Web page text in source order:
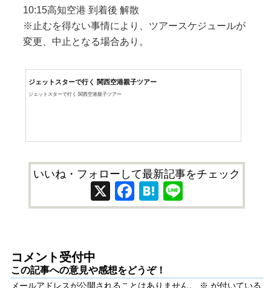
10:15高知空港 到着後 解散
※止むを得ない事情により、ツアースケジュールが
変更、中止となる場合あり。
ジェットスターで行く 関西空港親子ツアー
ジェットスターで行く 関西空港親子ツアー
いいね・フォローして最新記事をチェック
X Facebook
Hatena
コメント受付中
この記事への意見や感想をどうぞ！
メールアドレスが公開されることはありません。 ※ が付いている